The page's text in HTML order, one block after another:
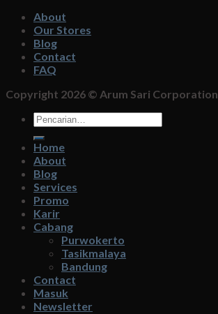
About
Our Stores
Blog
Contact
FAQ
Copyright 2026 © Arum Sari Corporation
Pencarian
untuk:
Home
About
Blog
Services
Promo
Karir
Cabang
Purwokerto
Tasikmalaya
Bandung
Contact
Masuk
Newsletter